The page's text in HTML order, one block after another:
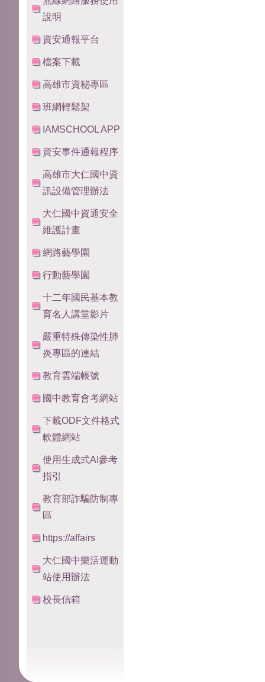
說明
資安通報平台
檔案下載
高雄市資秘專區
班網輕鬆架
IAMSCHOOL APP
資安事件通報程序
高雄市大仁國中資
訊設備管理辦法
大仁國中資通安全
維護計畫
網路藝學園
行動藝學園
十二年國民基本教
育名人講堂影片
嚴重特殊傳染性肺
炎專區的連結
教育雲端帳號
國中教育會考網站
下載ODF文件格式
軟體網站
使用生成式AI參考
指引
教育部詐騙防制專
區
https://affairs
大仁國中樂活運動
站使用辦法
校長信箱